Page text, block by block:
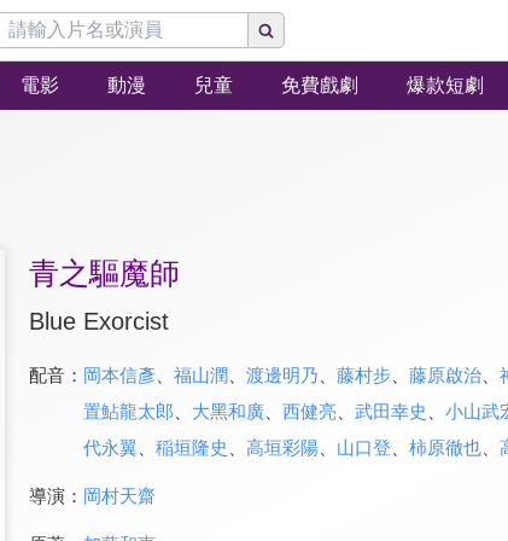
電影 動漫 兒童 免費戲劇 爆款短劇
青之驅魔師
Blue Exorcist
配音： 岡本信彥、 福山潤 渡邊明乃 藤村步、 藤原啟治、
置鮎龍太郎
大黑和廣、 西健亮、 武田幸史 小山武
代永翼
稲垣隆史 高垣彩陽、 山口登 柿原徹也、
導演： 岡村天齋